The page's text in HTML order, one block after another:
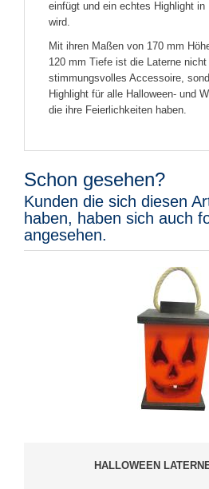
einfügt und ein echtes Highlight
wird.
Mit ihren Maßen von 170 mm
120 mm Tiefe ist die Laterne nicht
stimmungsvolles Accessoire,
Highlight für alle Halloween- und
die ihre Feierlichkeiten haben.
Schon gesehen?
Kunden die sich diesen
haben, haben sich auch
angesehen.
HALLOWEEN